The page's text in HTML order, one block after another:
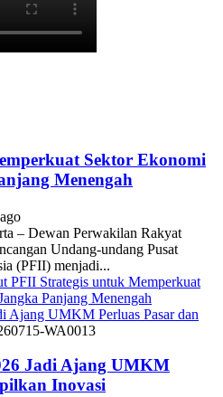
Sektor Ekonomi
Menengah
– Dewan Perwakilan Rakyat
Undang-undang Pusat
(PFII) menjadi...
PFII Strategis untuk Memperkuat
Panjang Menengah
UMKM Perluas Pasar dan
Jadi Ajang UMKM
Inovasi